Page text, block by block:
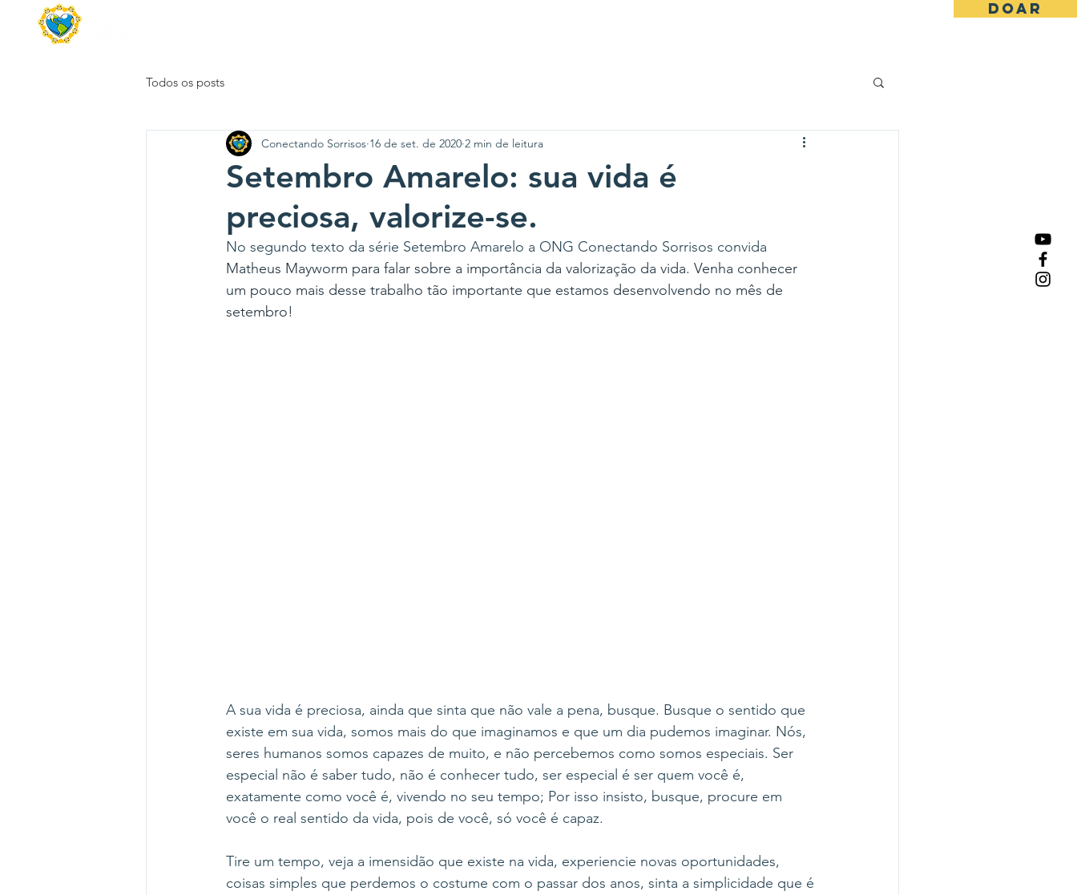
DOAR
Todos os posts
Setembro Amarelo: sua vida é
preciosa, valorize-se.
Conectando Sorrisos 16 de set. de 2020 2 min de leitura
No segundo texto da série Setembro Amarelo a ONG Conectando Sorrisos convida
Matheus Mayworm para falar sobre a importância da valorização da vida. Venha conhecer
um pouco mais desse trabalho tão importante que estamos desenvolvendo no mês de
setembro!
A sua vida é preciosa, ainda que sinta que não vale a pena, busque. Busque o sentido que
existe em sua vida, somos mais do que imaginamos e que um dia pudemos imaginar. Nós,
seres humanos somos capazes de muito, e não percebemos como somos especiais. Ser
especial não é saber tudo, não é conhecer tudo, ser especial é ser quem você é,
exatamente como você é, vivendo no seu tempo; Por isso insisto, busque, procure em
você o real sentido da vida, pois de você, só você é capaz.
Tire um tempo, veja a imensidão que existe na vida, experiencie novas oportunidades,
coisas simples que perdemos o costume com o passar dos anos, sinta a simplicidade que é